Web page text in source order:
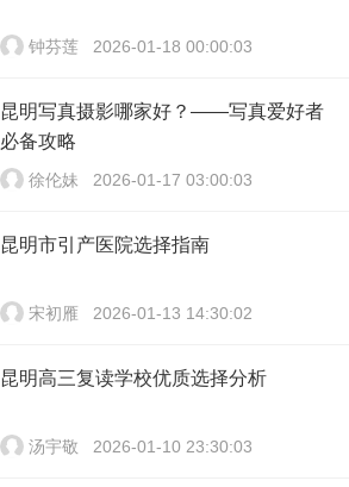
钟芬莲 2026-01-18 00:00:03
昆明写真摄影哪家好？——写真爱好者
必备攻略
徐伦妹 2026-01-17 03:00:03
昆明市引产医院选择指南
宋初雁 2026-01-13 14:30:02
昆明高三复读学校优质选择分析
汤宇敬 2026-01-10 23:30:03